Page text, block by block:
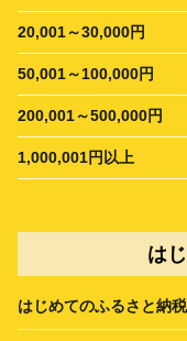
20,001～30,000円
50,001～100,000円
200,001～500,000円
1,000,001円以上
は
はじめてのふるさと納税